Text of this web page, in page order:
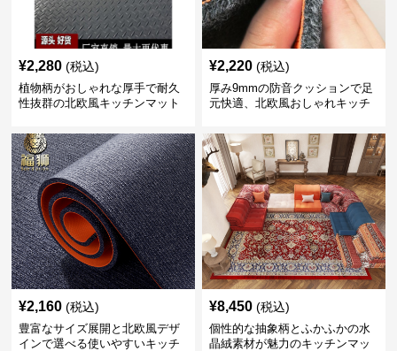
¥2,280 (税込)
植物柄がおしゃれな厚手で耐久
性抜群の北欧風キッチンマット
¥2,220 (税込)
厚み9mmの防音クッションで足
元快適、北欧風おしゃれキッチ
¥2,160 (税込)
豊富なサイズ展開と北欧風デザ
インで選べる使いやすいキッチ
¥8,450 (税込)
個性的な抽象柄とふかふかの水
晶絨素材が魅力のキッチンマッ